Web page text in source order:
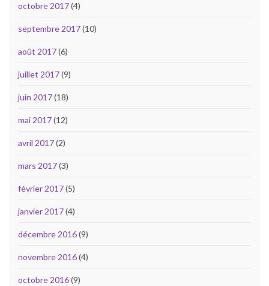
octobre 2017(4)
septembre 2017(10)
août 2017(6)
juillet 2017(9)
juin 2017(18)
mai 2017(12)
avril 2017(2)
mars 2017(3)
février 2017(5)
janvier 2017(4)
décembre 2016(9)
novembre 2016(4)
octobre 2016(9)